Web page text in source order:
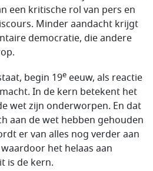
een kritische rol van pers en
Minder aandacht krijgt
democratie, die andere
begin 19e eeuw, als reactie
In de kern betekent het
wet zijn onderworpen. En dat
aan de wet hebben gehouden
er van alles nog verder aan
het helaas aan
is de kern.